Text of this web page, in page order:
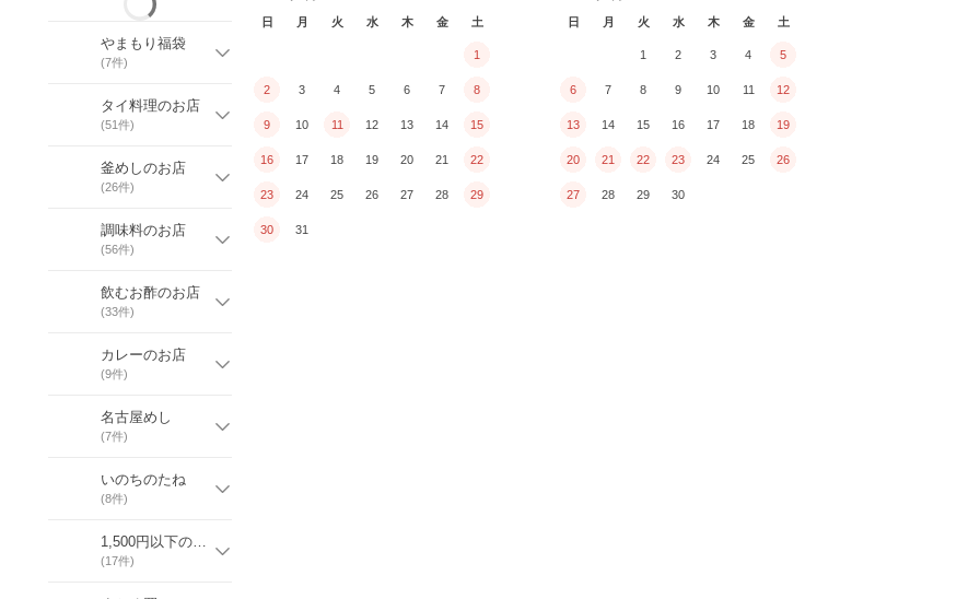
やまもり福袋
(7件)
タイ料理のお店
(51件)
釜めしのお店
(26件)
調味料のお店
(56件)
飲むお酢のお店
(33件)
カレーのお店
(9件)
名古屋めし
(7件)
いのちのたね
(8件)
1,500円以下の商品
(17件)
日 月 火 水 木 金 土
1
2 3 4 5 6 7 8
9 10 11 12 13 14 15
16 17 18 19 20 21 22
23 24 25 26 27 28 29
30 31
日 月 火 水 木 金 土
1 2 3 4 5
6 7 8 9 10 11 12
13 14 15 16 17 18 19
20 21 22 23 24 25 26
27 28 29 30